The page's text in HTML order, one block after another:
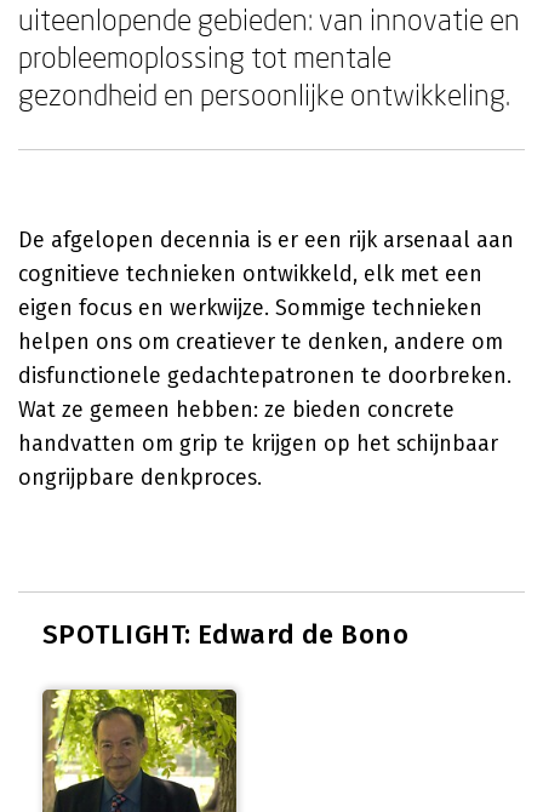
uiteenlopende gebieden: van innovatie en
probleemoplossing tot mentale
gezondheid en persoonlijke ontwikkeling.
De afgelopen decennia is er een rijk arsenaal aan
cognitieve technieken ontwikkeld, elk met een
eigen focus en werkwijze. Sommige technieken
helpen ons om creatiever te denken, andere om
disfunctionele gedachtepatronen te doorbreken.
Wat ze gemeen hebben: ze bieden concrete
handvatten om grip te krijgen op het schijnbaar
ongrijpbare denkproces.
SPOTLIGHT: Edward de Bono